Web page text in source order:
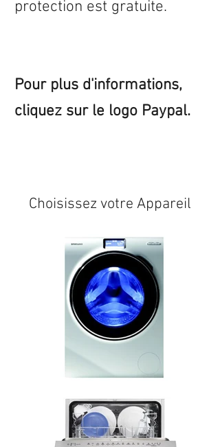
protection est gratuite.
Pour plus d'informations,
cliquez sur le logo Paypal.
Choisissez votre Appareil